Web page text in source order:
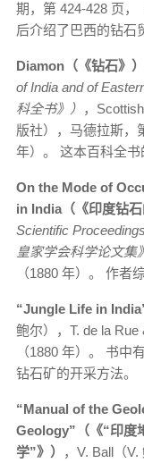
期，第 424-428 页，
后介绍了巴西的钻石
Diamon（《钻石》）
of India and of
科全书》） ，
版社），马德拉斯，
年）。 这本百科全书
On the Mode of
in India（《印度钻石
Scientific
皇家学会科学论文集
（1880 年）。 作者
“Jungle Life in
鲍尔），T. de la Rue
（1880 年）。 书中
钻石矿的开采方法。
“Manual of the
Geology”（《“印度
学”》）
，V. Ball（V.